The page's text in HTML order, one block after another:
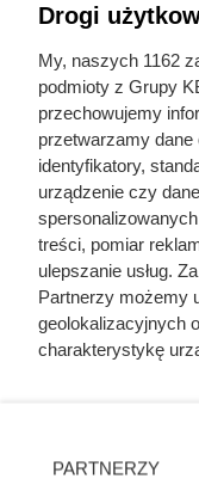
Drogi
My, naszych 1162
podmioty z Grupy
przechowujemy
przetwarzamy dane
identyfikatory,
urządzenie czy
treści, pomiar
ulepszanie usług.
Partnerzy możemy
geolokalizacyjnych
charakterystykę
zmienić/wycofać
znajdujący się w
PARTNERZY